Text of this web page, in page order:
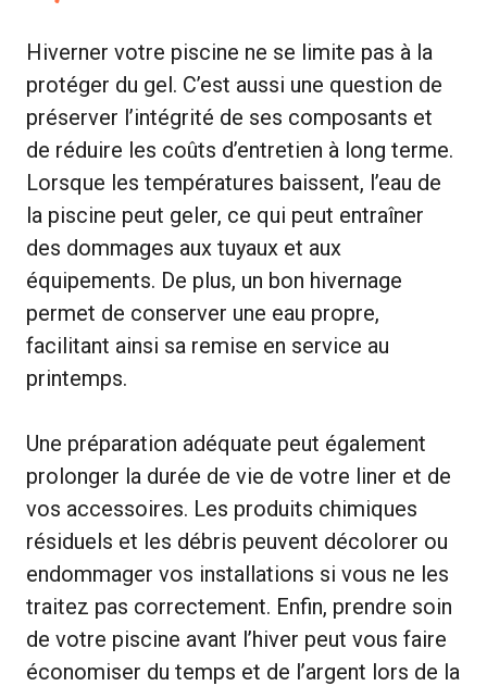
Hiverner votre piscine ne se limite pas à la
protéger du gel. C’est aussi une question de
préserver l’intégrité de ses composants et
de réduire les coûts d’entretien à long terme.
Lorsque les températures baissent, l’eau de
la piscine peut geler, ce qui peut entraîner
des dommages aux tuyaux et aux
équipements. De plus, un bon hivernage
permet de conserver une eau propre,
facilitant ainsi sa remise en service au
printemps.
Une préparation adéquate peut également
prolonger la durée de vie de votre liner et de
vos accessoires. Les produits chimiques
résiduels et les débris peuvent décolorer ou
endommager vos installations si vous ne les
traitez pas correctement. Enfin, prendre soin
de votre piscine avant l’hiver peut vous faire
économiser du temps et de l’argent lors de la